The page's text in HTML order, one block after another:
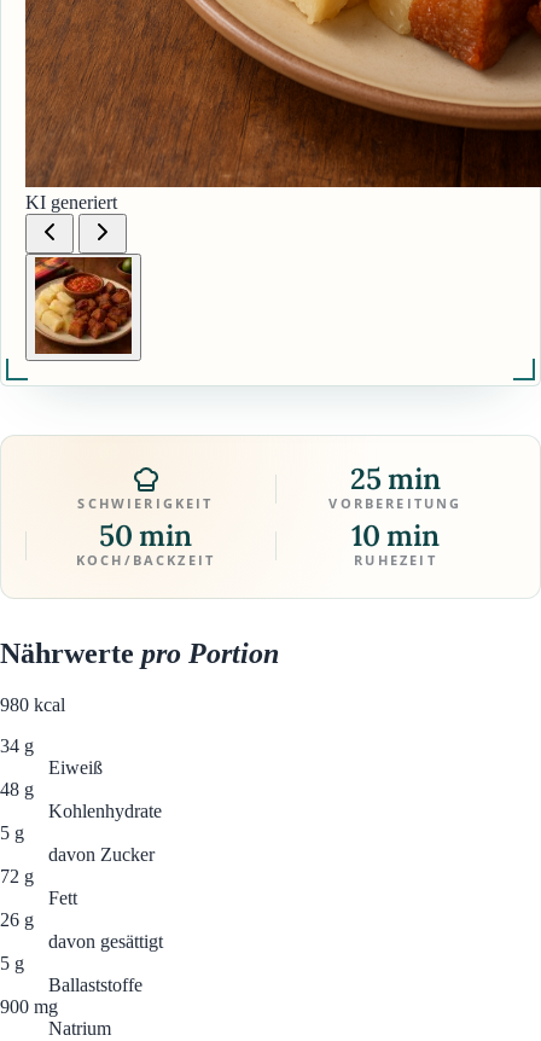
KI generiert
SCHWIERIGKEIT
25 min
VORBEREITUNG
50 min
KOCH/BACKZEIT
10 min
RUHEZEIT
Nährwerte pro Portion
980 kcal
34 g
Eiweiß
48 g
Kohlenhydrate
5 g
davon Zucker
72 g
Fett
26 g
davon gesättigt
5 g
Ballaststoffe
900 mg
Natrium